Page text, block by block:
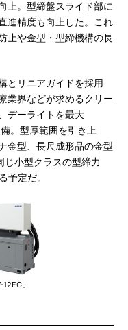
上。型締盤スライド部に
進精度も向上した。これ
止や金型・型締機構の長
とリニアガイドを採用
業界などが求めるクリー
デーライトを最大
。型厚範囲を引き上
金型、長尺成形品の金型
じ小型クラスの型締力
予定だ。
」